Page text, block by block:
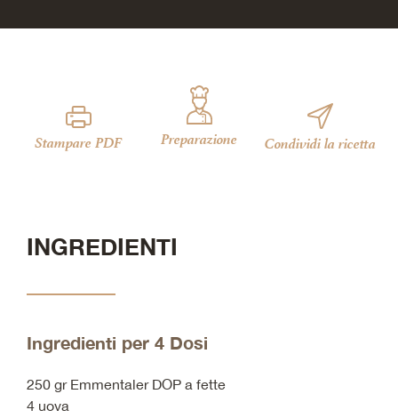
Stampare PDF Preparazione Condividi la ricetta
INGREDIENTI
Ingredienti per 4 Dosi
250 gr Emmentaler DOP a fette
4 uova